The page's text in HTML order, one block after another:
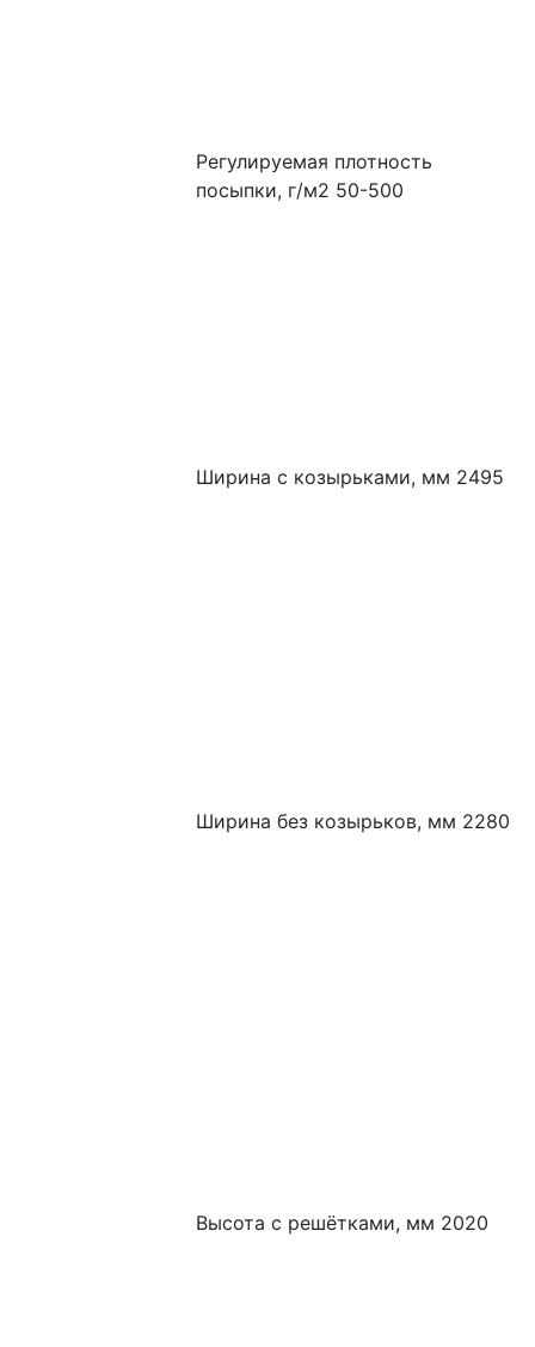
Регулируемая плотность
посыпки, г/м2 50-500
Ширина с козырьками, мм 2495
Ширина без козырьков, мм 2280
Высота с решётками, мм 2020